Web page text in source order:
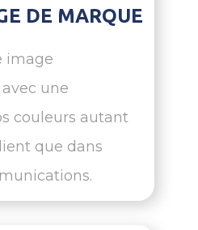
DE MARQUE
image
une
couleurs autant
que dans